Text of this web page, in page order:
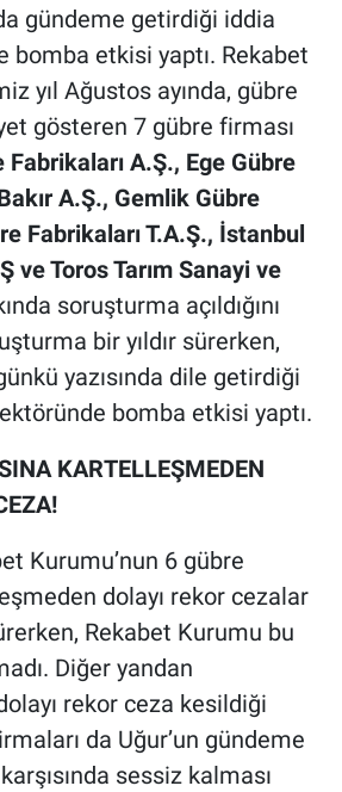
gündeme getirdiği iddia
bomba etkisi yaptı. Rekabet
yıl Ağustos ayında, gübre
gösteren 7 gübre firması
Fabrikaları A.Ş., Ege Gübre
A.Ş., Gemlik Gübre
Fabrikaları T.A.Ş., İstanbul
ve Toros Tarım Sanayi ve
soruşturma açıldığını
bir yıldır sürerken,
yazısında dile getirdiği
bomba etkisi yaptı.
KARTELLEŞMEDEN
Kurumu’nun 6 gübre
dolayı rekor cezalar
Rekabet Kurumu bu
Diğer yandan
rekor ceza kesildiği
da Uğur’un gündeme
sessiz kalması